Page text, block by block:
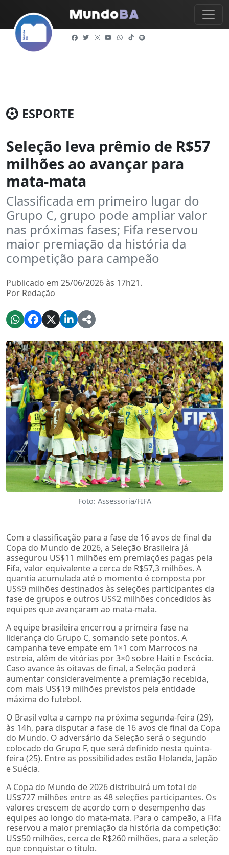
ESPORTE
Seleção leva prêmio de R$57
milhões ao avançar para
mata-mata
Classificada em primeiro lugar do
Grupo C, grupo pode ampliar valor
nas próximas fases; Fifa reservou
maior premiação da história da
competição para campeão
Publicado em 25/06/2026 às 17h21.
Por Redação
Foto: Assessoria/FIFA
Com a classificação para a fase de 16 avos de final da
Copa do Mundo de 2026, a Seleção Brasileira já
assegurou US$11 milhões em premiações pagas pela
Fifa, valor equivalente a cerca de R$57,3 milhões. A
quantia acumulada até o momento é composta por
US$9 milhões destinados às seleções participantes da
fase de grupos e outros US$2 milhões concedidos às
equipes que avançaram ao mata-mata.
A equipe brasileira encerrou a primeira fase na
liderança do Grupo C, somando sete pontos. A
campanha teve empate em 1×1 com Marrocos na
estreia, além de vitórias por 3×0 sobre Haiti e Escócia.
Caso avance às oitavas de final, a Seleção poderá
aumentar consideravelmente a premiação recebida,
com mais US$19 milhões previstos pela entidade
máxima do futebol.
O Brasil volta a campo na próxima segunda-feira (29),
às 14h, para disputar a fase de 16 avos de final da Copa
do Mundo. O adversário da Seleção será o segundo
colocado do Grupo F, que será definido nesta quinta-
feira (25). Entre as possibilidades estão Holanda, Japão
e Suécia.
A Copa do Mundo de 2026 distribuirá um total de
US$727 milhões entre as 48 seleções participantes. Os
valores crescem de acordo com o desempenho das
equipes ao longo do mata-mata. Para o campeão, a Fifa
reservou a maior premiação da história da competição:
US$50 milhões, cerca de R$260 milhões, para a seleção
que conquistar o título.